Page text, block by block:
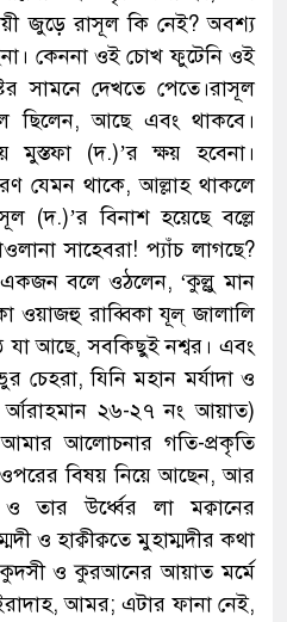
জুড়ে রাসূল কি নেই? অবশ্য
কেননা ওই চোখ ফুটেনি ওই
সামনে দেখতে পেতে।রাসূল
ছিলেন, আছে এবং থাকবে।
মুস্তফা (দ.)’র ক্ষয় হবেনা।
যেমন থাকে, আল্লাহ থাকলে
(দ.)’র বিনাশ হয়েছে বল্লে
সাহেবরা! প্যাঁচ লাগছে?
বলে ওঠলেন, ‘কুল্লু মান
ওয়াজহু রাব্বিকা যূল্ জালালি
যা আছে, সবকিছুই নশ্বর। এবং
চেহরা, যিনি মহান মর্যাদা ও
র্আরাহমান ২৬-২৭ নং আয়াত)
আলোচনার গতি-প্রকৃতি
বিষয় নিয়ে আছেন, আর
উর্ধ্বের লা মক্বানের
ও হাক্বীক্বতে মুহাম্মদীর কথা
কুদসী ও কুরআনের আয়াত মর্মে
আমর; এটার ফানা নেই,